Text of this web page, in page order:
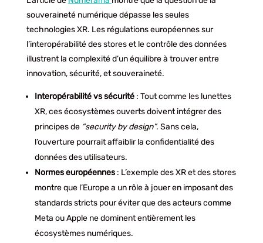
souveraineté numérique dépasse les seules
technologies XR. Les régulations européennes sur
l’interopérabilité des stores et le contrôle des données
illustrent la complexité d’un équilibre à trouver entre
innovation, sécurité, et souveraineté.
Interopérabilité vs sécurité: Tout comme les lunettes
XR, ces écosystèmes ouverts doivent intégrer des
principes de “security by design”. Sans cela,
l’ouverture pourrait affaiblir la confidentialité des
données des utilisateurs.
Normes européennes: L’exemple des XR et des stores
montre que l’Europe a un rôle à jouer en imposant des
standards stricts pour éviter que des acteurs comme
Meta ou Apple ne dominent entièrement les
écosystèmes numériques.